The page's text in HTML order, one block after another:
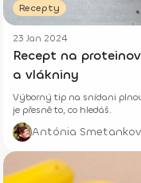
Recepty
23 Jan 2024
Recept na
a vlákniny
Výborný tip na snídani
je přesně to, co hledáš.
Antónia